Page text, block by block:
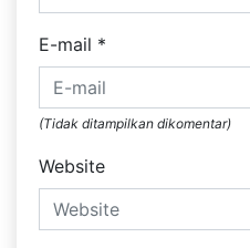
E-mail *
(Tidak ditampilkan dikomentar)
Website